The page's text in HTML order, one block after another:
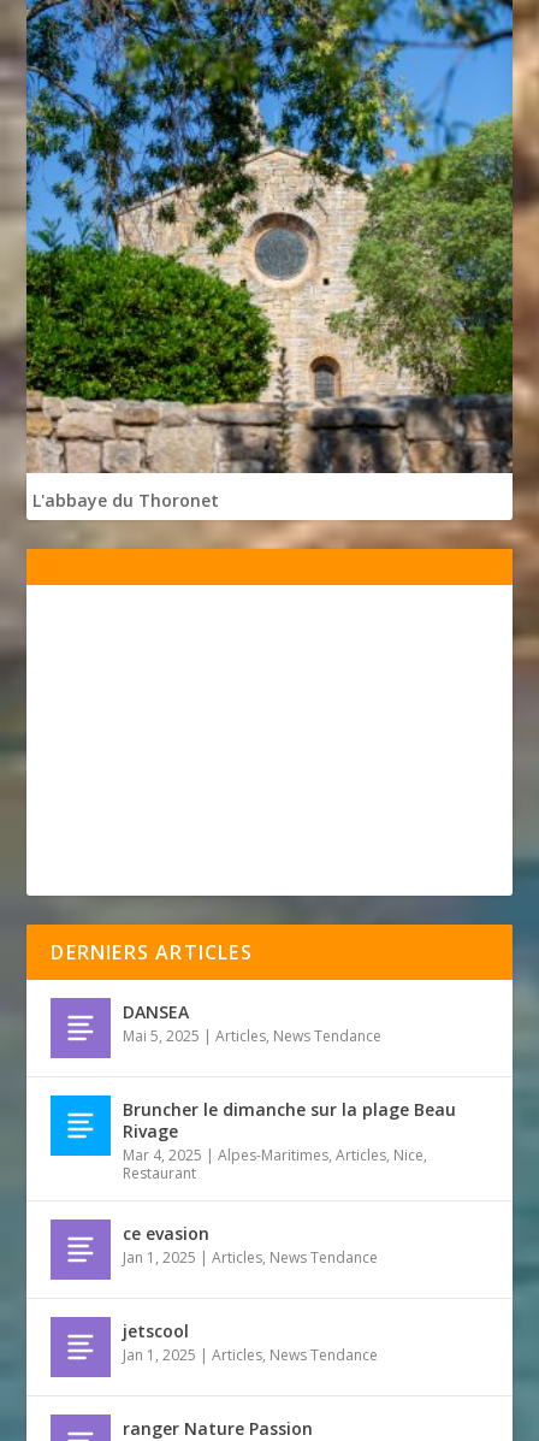
L'abbaye du Thoronet
DERNIERS ARTICLES
DANSEA
Mai 5, 2025 |Articles, News Tendance
Bruncher le dimanche sur la plage Beau
Rivage
Mar 4, 2025 |Alpes-Maritimes,Articles, Nice,
Restaurant
ce evasion
Jan 1, 2025 |Articles, News Tendance
jetscool
Jan 1, 2025 |Articles, News Tendance
ranger Nature Passion